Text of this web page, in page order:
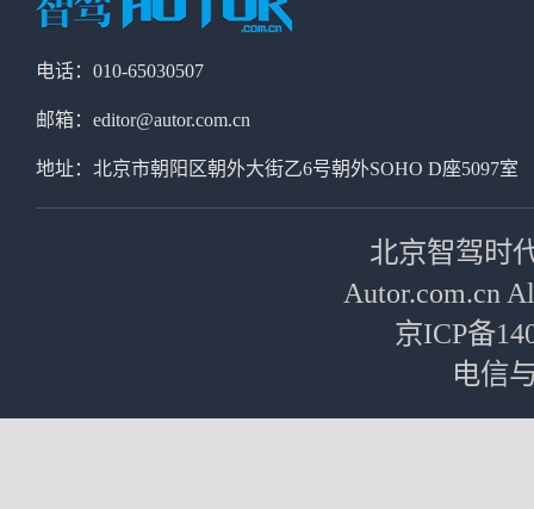
电话：010-65030507
邮箱：editor@autor.com.cn
地址：北京市朝阳区朝外大街乙6号朝外SOHO D座5097室
北京智驾时
Autor.com.cn
京ICP备
电信